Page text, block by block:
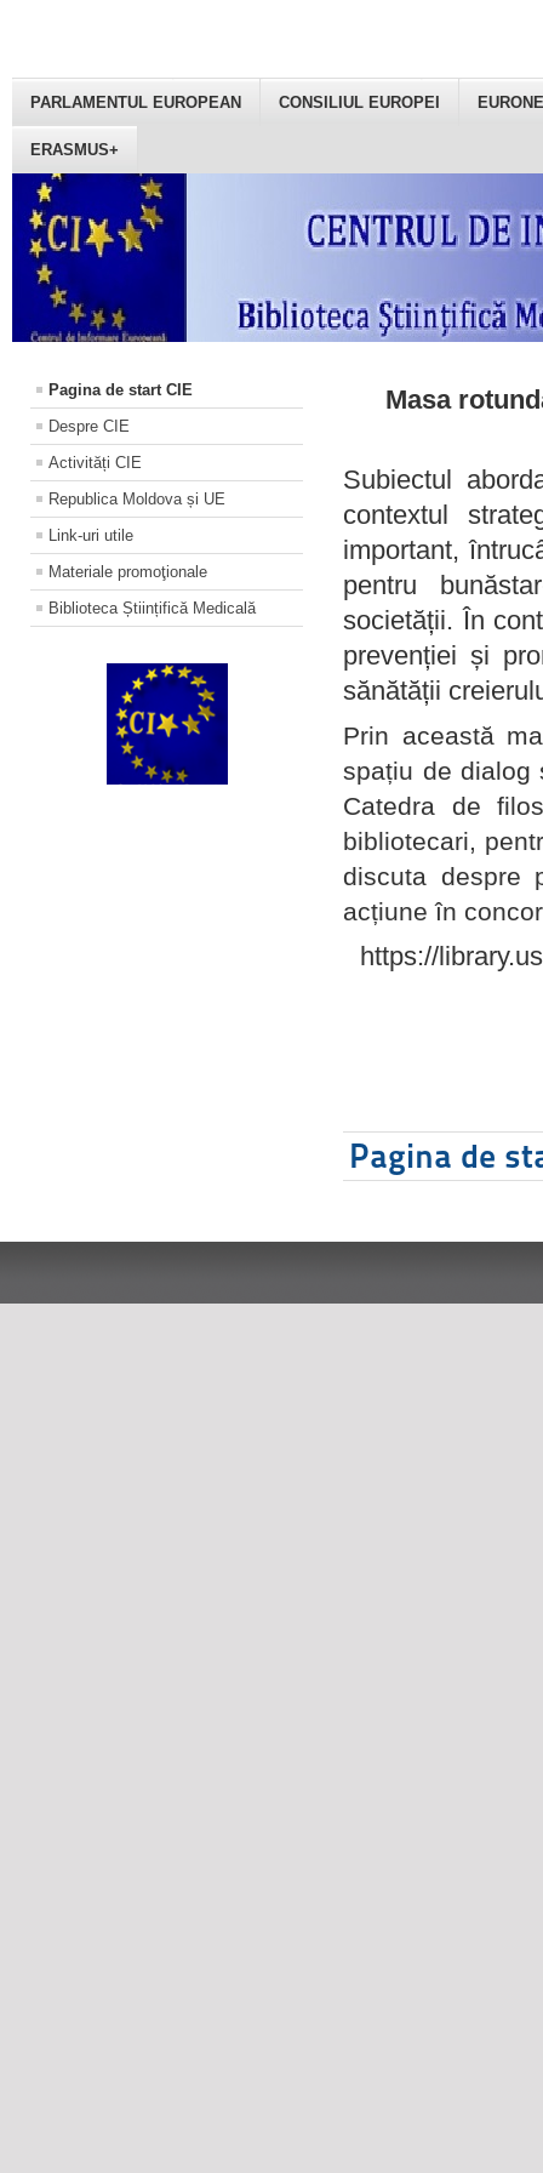
PARLAMENTUL EUROPEAN CONSILIUL EUROPEI
ERASMUS+
Pagina de start CIE
Despre CIE
Activități CIE
Republica Moldova și UE
Link-uri utile
Materiale promoţionale
Biblioteca Științifică Medicală
Masa
Subiectul
contextul
important,
pentru
societății. În
prevenției și
sănătății
Prin această
spațiu de dialog
Catedra de
bibliotecari,
discuta despre
acțiune în
https://
Pagina de